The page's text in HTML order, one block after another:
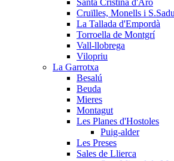
Santa Cristina d'Aro
Cruïlles, Monells i
La Tallada d'Empordà
Torroella de Montgrí
Vall-llobrega
Vilopriu
La Garrotxa
Besalú
Beuda
Mieres
Montagut
Les Planes d'Hostoles
Puig-alder
Les Preses
Sales de Llierca